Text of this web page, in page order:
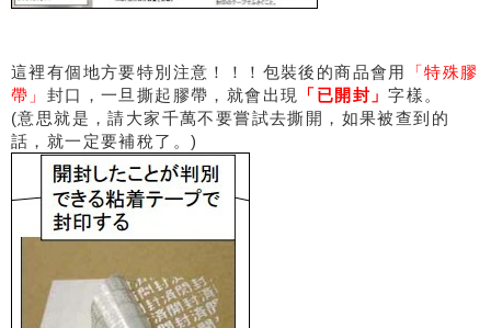
這裡有個地方要特別注意！！！包裝後的商品會用
「特殊膠
帶」 封口，一旦撕起膠帶，就會出現 「已開封」字樣。
(意思就是，請大家千萬不要嘗試去撕開，如果被查到的
話，就一定要補稅了。)